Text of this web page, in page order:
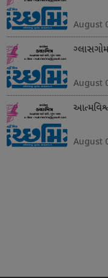
August
August
August